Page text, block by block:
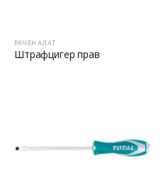
РАЧЕН АЛАТ
Штрафцигер прав